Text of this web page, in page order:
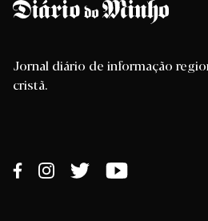
Jornal diário de informação
cristã.